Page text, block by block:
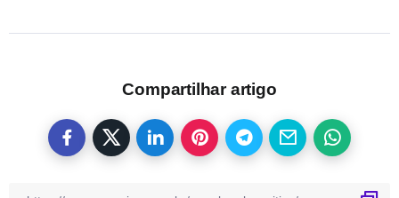
Compartilhar artigo